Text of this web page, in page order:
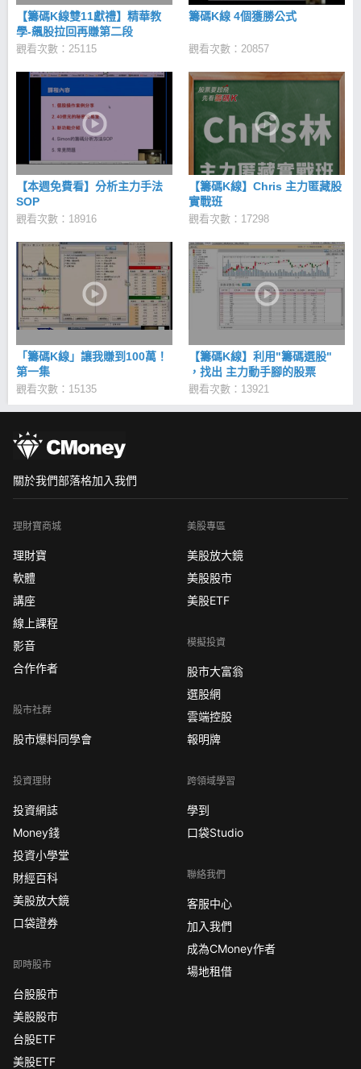
【籌碼K線雙11獻禮】精華教
學-飆股拉回再賺第二段
觀看次數：25115
籌碼K線 4個獲勝公式
觀看次數：20857
【本週免費看】分析主力手法
SOP
觀看次數：18916
【籌碼K線】Chris 主力匿藏股
實戰班
觀看次數：17298
「籌碼K線」讓我賺到100萬！
第一集
觀看次數：15135
【籌碼K線】利用"籌碼選股"
，找出 主力動手腳的股票
觀看次數：13921
關於我們部落格加入我們
理財寶商城
理財寶
軟體
講座
線上課程
影音
合作作者
股市社群
股市爆料同學會
投資理財
投資網誌
Money錢
投資小學堂
財經百科
美股放大鏡
口袋證券
即時股市
台股股市
美股股市
台股ETF
美股ETF
美股專區
美股放大鏡
美股股市
美股ETF
模擬投資
股市大富翁
選股網
雲端控股
報明牌
跨領域學習
學到
口袋Studio
聯絡我們
客服中心
加入我們
成為CMoney作者
場地租借